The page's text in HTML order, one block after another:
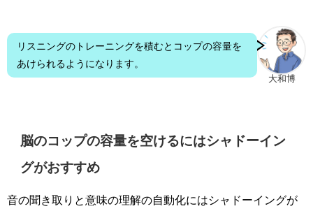
大和博
リスニングのトレーニングを積むとコップの容量を
あけられるようになります。
脳のコップの容量を空けるにはシャドーイン
グがおすすめ
音の聞き取りと意味の理解の自動化にはシャドーイングが